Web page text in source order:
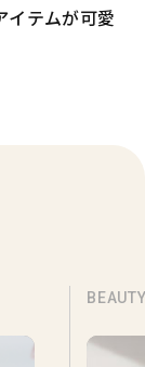
イテムが可愛